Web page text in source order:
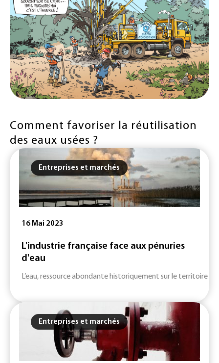
Comment favoriser la réutilisation
des eaux usées ?
Entreprises et marchés
16 Mai 2023
L'industrie française face aux pénuries
d'eau
L’eau, ressource abondante historiquement sur le territoire
Entreprises et marchés